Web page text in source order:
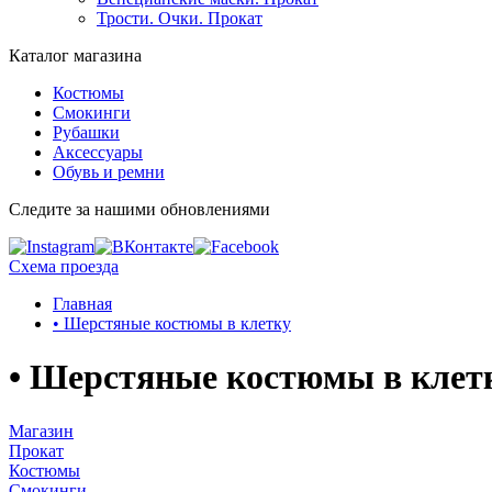
Трости. Очки. Прокат
Каталог магазина
Костюмы
Смокинги
Рубашки
Аксессуары
Обувь и ремни
Следите за нашими обновлениями
Схема проезда
Главная
• Шерстяные костюмы в клетку
• Шерстяные костюмы в
Магазин
Прокат
Костюмы